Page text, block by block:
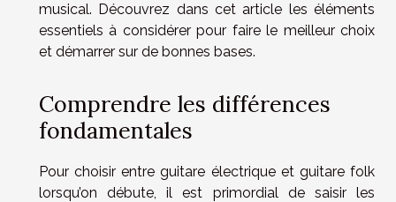
musical. Découvrez dans cet article les éléments
essentiels à considérer pour faire le meilleur choix
et démarrer sur de bonnes bases.
Comprendre les différences
fondamentales
Pour choisir entre guitare électrique et guitare folk
lorsqu’on débute, il est primordial de saisir les